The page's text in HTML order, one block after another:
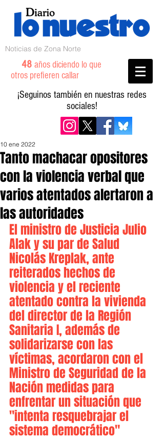
Noticias de Zona Norte
48 años diciendo lo que
otros prefieren callar
¡Seguinos también en nuestras redes
sociales!
Tanto machacar opositores
con la violencia verbal que
varios atentados alertaron a
las autoridades
10 ene 2022
El ministro de Justicia Julio
Alak y su par de Salud
Nicolás Kreplak, ante
reiterados hechos de
violencia y el reciente
atentado contra la vivienda
del director de la Región
Sanitaria I, además de
solidarizarse con las
víctimas, acordaron con el
Ministro de Seguridad de la
Nación medidas para
enfrentar un situación que
"intenta resquebrajar el
sistema democrático"